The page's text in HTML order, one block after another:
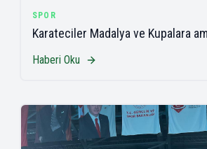
SPOR
Karateciler Madalya ve Kupalara
Haberi Oku